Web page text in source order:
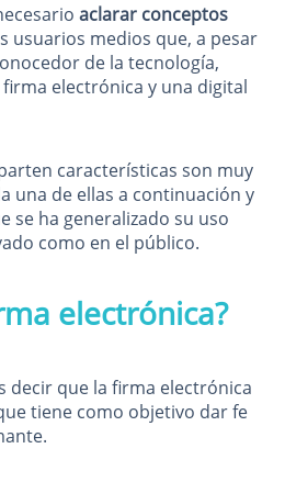
aclarar conceptos
usuarios medios que, a pesar
de la tecnología,
electrónica y una digital
características son muy
una de ellas a continuación y
se ha generalizado su uso
como en el público.
electrónica?
decir que la firma electrónica
tiene como objetivo dar fe